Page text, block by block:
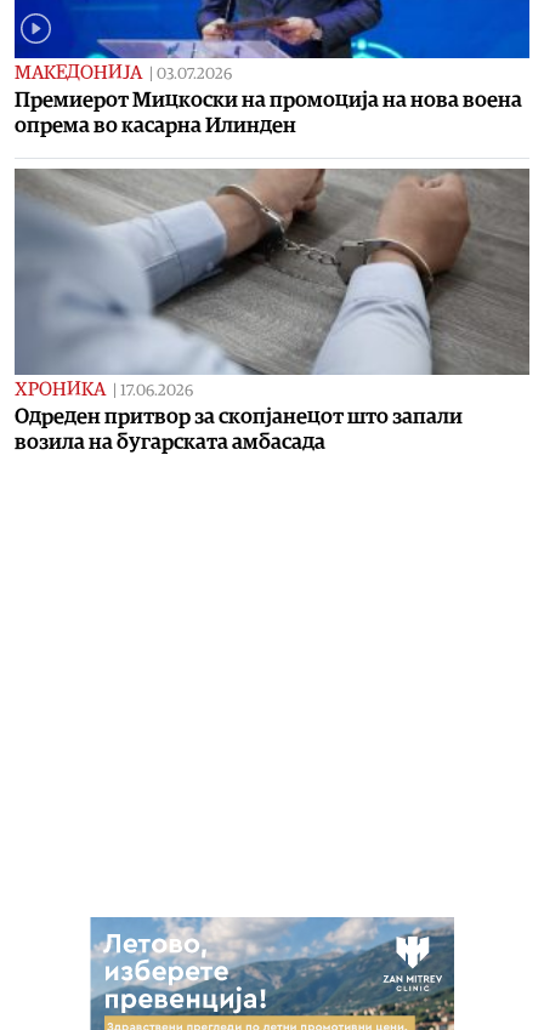
МАКЕДОНИЈА | 03.07.2026
Премиерот Мицкоски на промоција на нова воена
опрема во касарна Илинден
ХРОНИКА | 17.06.2026
Одреден притвор за скопјанецот што запали
возила на бугарската амбасада